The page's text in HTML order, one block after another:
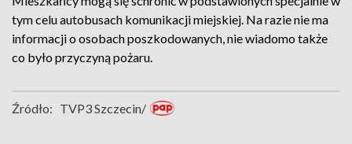
tym celu autobusach komunikacji miejskiej. Na razie nie ma
informacji o osobach poszkodowanych, nie wiadomo także
co było przyczyną pożaru.
Źródło: TVP3 Szczecin/